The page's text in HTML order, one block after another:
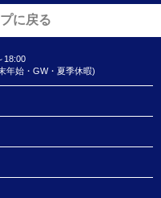
に戻る
18:00
年始・GW・夏季休暇)